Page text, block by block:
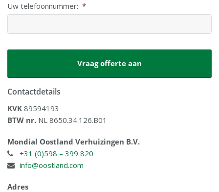
Uw telefoonnummer: *
Contactdetails
KVK 89594193
BTW nr. NL 8650.34.126.B01
Mondial Oostland Verhuizingen B.V.
+31 (0)598 – 399 820
info@oostland.com
Adres